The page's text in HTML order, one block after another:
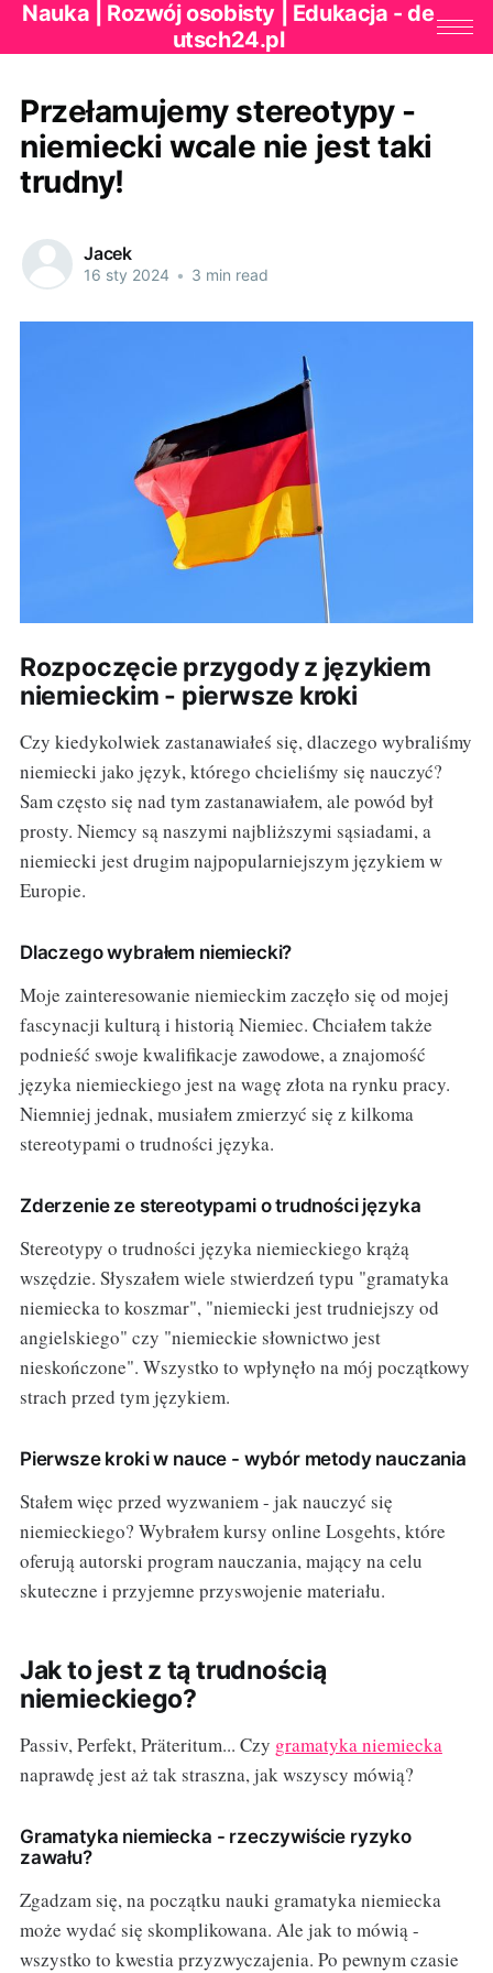
Nauka | Rozwój osobisty | Edukacja - de
utsch24.pl
Przełamujemy stereotypy -
niemiecki wcale nie jest taki
trudny!
Jacek
16 sty 2024 • 3 min read
Rozpoczęcie przygody z językiem
niemieckim - pierwsze kroki
Czy kiedykolwiek zastanawiałeś się, dlaczego wybraliśmy
niemiecki jako język, którego chcieliśmy się nauczyć?
Sam często się nad tym zastanawiałem, ale powód był
prosty. Niemcy są naszymi najbliższymi sąsiadami, a
niemiecki jest drugim najpopularniejszym językiem w
Europie.
Dlaczego wybrałem niemiecki?
Moje zainteresowanie niemieckim zaczęło się od mojej
fascynacji kulturą i historią Niemiec. Chciałem także
podnieść swoje kwalifikacje zawodowe, a znajomość
języka niemieckiego jest na wagę złota na rynku pracy.
Niemniej jednak, musiałem zmierzyć się z kilkoma
stereotypami o trudności języka.
Zderzenie ze stereotypami o trudności języka
Stereotypy o trudności języka niemieckiego krążą
wszędzie. Słyszałem wiele stwierdzeń typu "gramatyka
niemiecka to koszmar", "niemiecki jest trudniejszy od
angielskiego" czy "niemieckie słownictwo jest
nieskończone". Wszystko to wpłynęło na mój początkowy
strach przed tym językiem.
Pierwsze kroki w nauce - wybór metody nauczania
Stałem więc przed wyzwaniem - jak nauczyć się
niemieckiego? Wybrałem kursy online Losgehts, które
oferują autorski program nauczania, mający na celu
skuteczne i przyjemne przyswojenie materiału.
Jak to jest z tą trudnością
niemieckiego?
Passiv, Perfekt, Präteritum... Czy gramatyka niemiecka
naprawdę jest aż tak straszna, jak wszyscy mówią?
Gramatyka niemiecka - rzeczywiście ryzyko
zawału?
Zgadzam się, na początku nauki gramatyka niemiecka
może wydać się skomplikowana. Ale jak to mówią -
wszystko to kwestia przyzwyczajenia. Po pewnym czasie